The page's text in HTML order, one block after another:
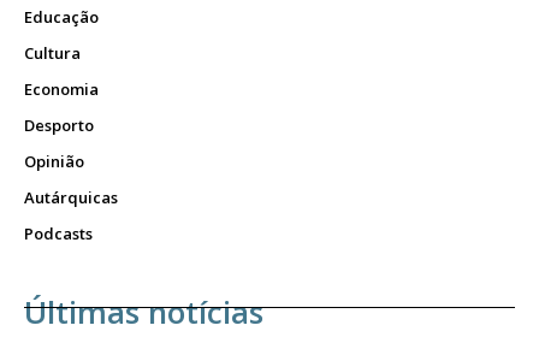
Educação
Cultura
Economia
Desporto
Opinião
Autárquicas
Podcasts
Últimas notícias